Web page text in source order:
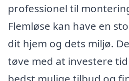
professionel til
Flemløse kan have en
dit hjem og dets miljø.
tøve med at investere